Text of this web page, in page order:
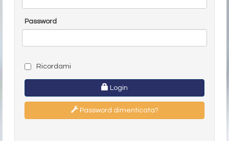
Password
Ricordami
Login
Password dimenticata?